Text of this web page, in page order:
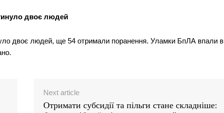
двоє людей
двоє людей, ще 54 отримали поранення. Уламки БпЛА впали в
Next article
Отримати субсидії та пільги стане складніше: